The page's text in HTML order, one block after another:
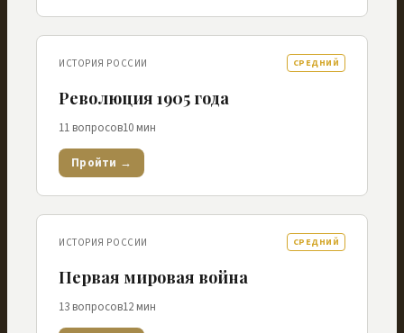
ИСТОРИЯ РОССИИ СРЕДНИЙ
Революция 1905 года
11 вопросов10 мин
Пройти →
ИСТОРИЯ РОССИИ СРЕДНИЙ
Первая мировая война
13 вопросов12 мин